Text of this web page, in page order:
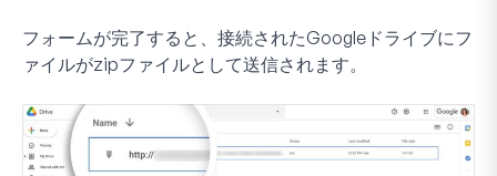
フォームが完了すると、接続されたGoogleドライブにフ
ァイルがzipファイルとして送信されます。